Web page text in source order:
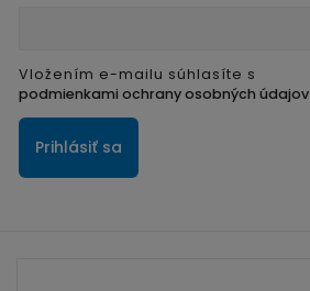
Vložením e-mailu súhlasíte s
podmienkami ochrany osobných údajov
Prihlásiť sa